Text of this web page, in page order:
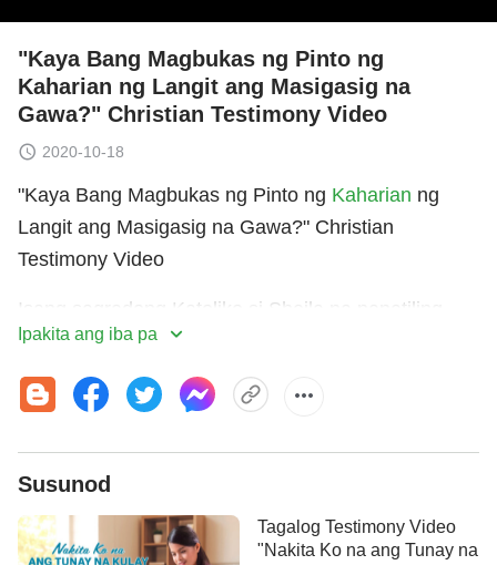
"Kaya Bang Magbukas ng Pinto ng
Kaharian ng Langit ang Masigasig na
Gawa?" Christian Testimony Video
2020-10-18
"Kaya Bang Magbukas ng Pinto ng Kaharian ng
Langit ang Masigasig na Gawa?" Christian
Testimony Video
Isang sagradong Katoliko si Sheila na nanatiling
matatag sa kanyang
mahabang panahon at nanabik na madala sa
kaharian ng langit pagbalik ng Panginoon. Ngunit sa
ng Diyos at palagi siyang paulit-ulit lang na
Ipakita ang iba pa
Susunod
Tagalog Testimony Video
"Nakita Ko na ang Tunay na